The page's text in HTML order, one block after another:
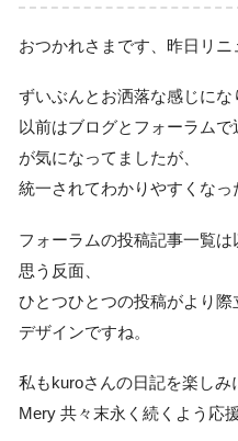
おつかれさまです、昨日リニ
ずいぶんとお洒落な感じにな
以前はブログとフォーラム
が気になってましたが、
統一されてわかりやすくなっ
フォーラムの投稿記事一覧
思う反面、
ひとつひとつの投稿がより
デザインですね。
私もkuroさんの日記を楽しみ
Mery 共々末永く続くよう応